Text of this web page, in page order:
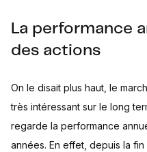
La performance
des actions
On le disait plus haut, le
très intéressant sur le long
regarde la performance
années. En effet, depuis la